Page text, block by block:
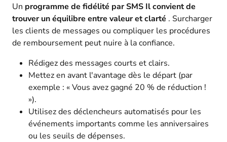
Un programme de fidélité par SMS Il convient de
trouver un équilibre entre valeur et clarté . Surcharger
les clients de messages ou compliquer les procédures
de remboursement peut nuire à la confiance.
Rédigez des messages courts et clairs.
Mettez en avant l'avantage dès le départ (par
exemple : « Vous avez gagné 20 % de réduction !
»).
Utilisez des déclencheurs automatisés pour les
événements importants comme les anniversaires
ou les seuils de dépenses.